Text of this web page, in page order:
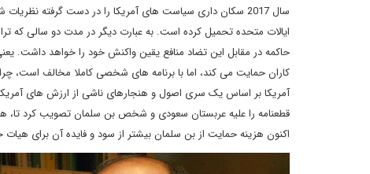
سال 2017 سکان داری سیاست های آمریکا را در دست گرفته
ایالات متحده تحمیل کرده است. به عبارت دیگر در مدت دو سالی که
حاکمه در مقابل این تضاد منافع یقین واکنش خود را خواهد داشت.
کاران حمایت می کند، اما با برنامه های شخصی کاملا مخالف
آمریکا بر اساس یک سری اصول و هنجارهای ناشی از ارزش های
قطعنامه را علیه عربستان سعودی و شخص بن سلمان تصویب کرد تا،
اکنون هزینه حمایت از بن سلمان بیشتر از سود و فایده آن برای هیات